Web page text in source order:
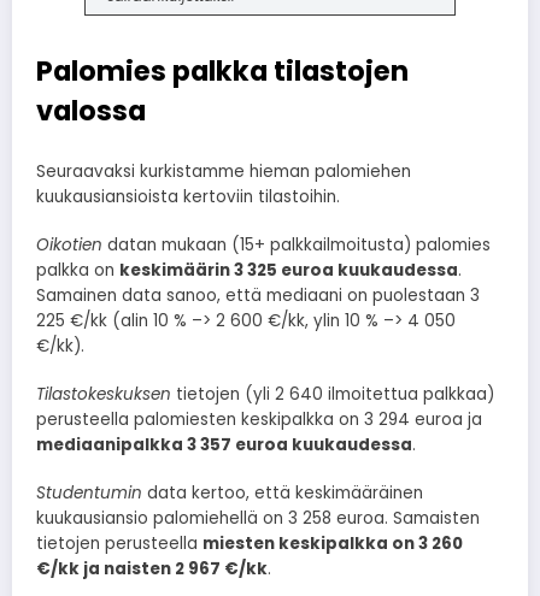
Palomies palkka tilastojen
valossa
Seuraavaksi kurkistamme hieman palomiehen
kuukausiansioista kertoviin tilastoihin.
Oikotien datan mukaan (15+ palkkailmoitusta) palomies
palkka on keskimäärin 3 325 euroa kuukaudessa.
Samainen data sanoo, että mediaani on puolestaan 3
225 €/kk (alin 10 % –> 2 600 €/kk, ylin 10 % –> 4 050
€/kk).
Tilastokeskuksen tietojen (yli 2 640 ilmoitettua palkkaa)
perusteella palomiesten keskipalkka on 3 294 euroa ja
mediaanipalkka 3 357 euroa kuukaudessa.
Studentumin data kertoo, että keskimääräinen
kuukausiansio palomiehellä on 3 258 euroa. Samaisten
tietojen perusteella miesten keskipalkka on 3 260
€/kk ja naisten 2 967 €/kk.